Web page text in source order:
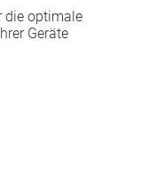
die optimale
Geräte